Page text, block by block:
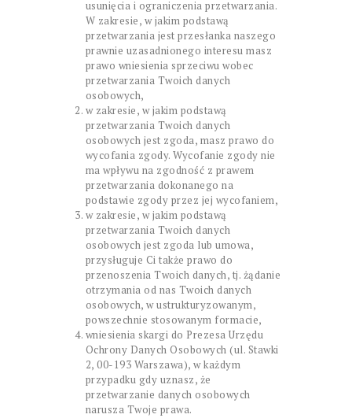
usunięcia i ograniczenia przetwarzania.
W zakresie, w jakim podstawą
przetwarzania jest przesłanka naszego
prawnie uzasadnionego interesu masz
prawo wniesienia sprzeciwu wobec
przetwarzania Twoich danych
osobowych,
w zakresie, w jakim podstawą
przetwarzania Twoich danych
osobowych jest zgoda, masz prawo do
wycofania zgody. Wycofanie zgody nie
ma wpływu na zgodność z prawem
przetwarzania dokonanego na
podstawie zgody przez jej wycofaniem,
w zakresie, w jakim podstawą
przetwarzania Twoich danych
osobowych jest zgoda lub umowa,
przysługuje Ci także prawo do
przenoszenia Twoich danych, tj. żądanie
otrzymania od nas Twoich danych
osobowych, w ustrukturyzowanym,
powszechnie stosowanym formacie,
wniesienia skargi do Prezesa Urzędu
Ochrony Danych Osobowych (ul. Stawki
2, 00-193 Warszawa), w każdym
przypadku gdy uznasz, że
przetwarzanie danych osobowych
narusza Twoje prawa.